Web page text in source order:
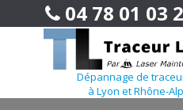
04 78 01 03
Dépannage de
à Lyon et Rhône-